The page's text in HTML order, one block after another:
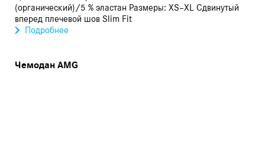
(органический)/5 % эластан Размеры: XS–XL Сдвинутый
вперед плечевой шов Slim Fit
Подробнее
Чемодан AMG